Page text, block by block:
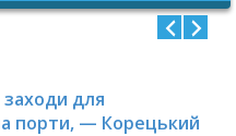
заходи для
порти, — Корецький